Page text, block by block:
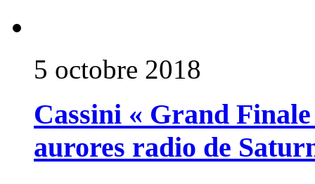
5 octobre 2018
Cassini « Grand
aurores radio de